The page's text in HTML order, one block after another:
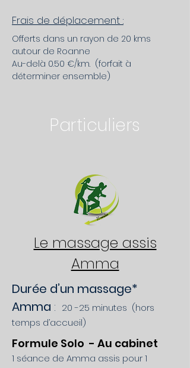
Frais de déplacement :
Offerts dans un rayon de 20 kms
autour de Roanne
Au-delà 0.50 €/km. (forfait à
déterminer ensemble)
Particuliers
Le massage assis
Amma
Durée d’un massage*
Amma : 20 -25 minutes (hors
temps d’accueil)
Formule Solo - Au cabinet
1 séance de Amma assis pour 1